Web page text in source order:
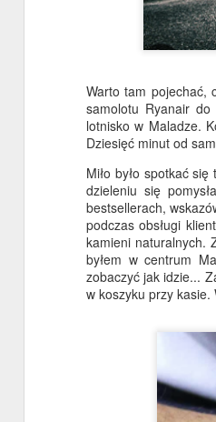
Warto tam pojechać,
samolotu Ryanair
lotnisko w Maladze.
Dziesięć minut od
Miło było spotkać
dzieleniu się
bestsellerach,
podczas obsługi
kamieni naturalnych.
byłem w centrum
zobaczyć jak idzie...
w koszyku przy kasie.
Budda na szczycie
że masz się dobrze i cieszysz się
Cóż, nie jest to coś, co widuje się
Jeden z naszych klientów
zainstalował jednego z naszych
Wielkich Buddów na szczycie
góry na Słowacji. Powiedziano
nam, że wszystkie pozwolenia i
plany zostały uzyskane
prawidłowo, co zawsze miło
tego cotygodniowego newslettera.